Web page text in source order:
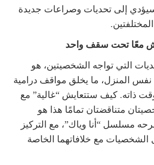
سيؤدي إلى تحديات وصراعات جديدة
معًا تحت سقف واحد
التي تواجه الشخصيتين، هو
المنزل، ما يخلق مواقف درامية
ذاته. كيف ستتعايش “غالية” مع
متناقضتان تمامًا هذا هو
مسلسل “أنا وياك”، مع التركيز
الشخصيات مع خلافاتهما الخاصة